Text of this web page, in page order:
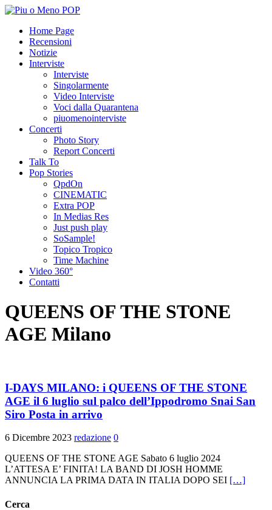
Home Page
Recensioni
Notizie
Interviste
Interviste
Singolarmente
Video Interviste
Voci dalla Quarantena
piuomenointerviste
Concerti
Photo Story
Report Concerti
Talk To
Pop Stories
QpdOn
CINEMATIC
Extra POP
In Medias Res
Just push play
SoSample!
Topico Tropico
Time Machine
Video 360°
Contatti
QUEENS OF THE STONE
AGE Milano
I-DAYS MILANO: i QUEENS OF THE STONE
AGE il 6 luglio sul palco dell’Ippodromo Snai San
Siro Posta in arrivo
6 Dicembre 2023 redazione 0
QUEENS OF THE STONE AGE Sabato 6 luglio 2024
L’ATTESA E’ FINITA! LA BAND DI JOSH HOMME
ANNUNCIA LA PRIMA DATA IN ITALIA DOPO SEI […]
Cerca